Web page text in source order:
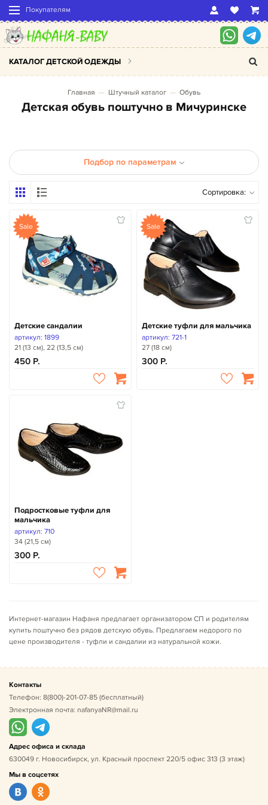
Покупателям
КАТАЛОГ ДЕТСКОЙ ОДЕЖДЫ
Главная Штучный каталог Обувь
Детская обувь поштучно в Мичуринске
Подбор по параметрам
Сортировка:
Sale
Детские сандалии
артикул: 1899
21 (13 см), 22 (13,5 см)
450
Sale
Детские туфли для мальчика
артикул: 721-1
27 (18 см)
300
Подростковые туфли для
мальчика
артикул: 710
34 (21,5 см)
300
Интернет-магазин Нафаня предлагает организатором СП и родителям
купить поштучно без рядов детскую обувь. Предлагаем недорого по
цене производителя - туфли и сандалии из натуральной кожи.
Контакты
Телефон: 8(800)-201-07-85 (бесплатный)
Электронная почта: nafanyaNR@mail.ru
Адрес офиса и склада
630049 г. Новосибирск, ул. Красный проспект 220/5 офис 313 (3 этаж)
Мы в соцсетях